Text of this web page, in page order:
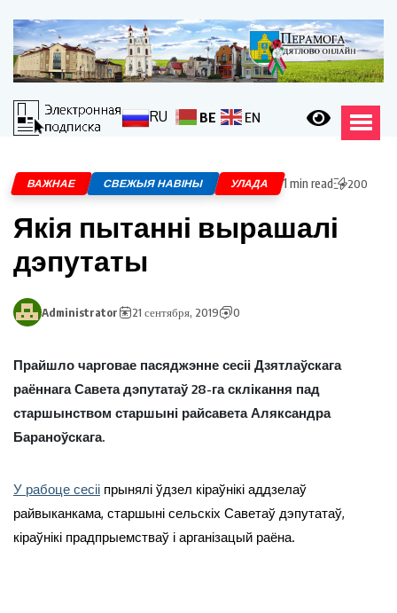
RU BE EN
ВАЖНАЕ СВЕЖЫЯ НАВІНЫ УЛАДА 1 min read 200
Якія пытанні вырашалі
дэпутаты
Administrator 21 сентября, 2019 0
Прайшло чарговае пасяджэнне сесіі Дзятлаўскага
раённага Савета дэпутатаў 28-га склікання пад
старшынством старшыні райсавета Аляксандра
Бараноўскага.
У рабоце сесіі прынялі ўдзел кіраўнікі аддзелаў
райвыканкама, старшыні сельскіх Саветаў дэпутатаў,
кіраўнікі прадпрыемстваў і арганізацый раёна.